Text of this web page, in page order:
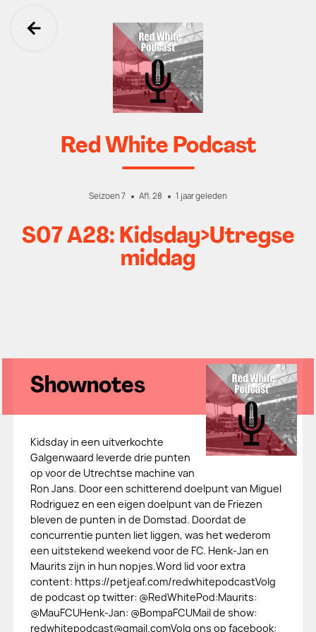
Ga terug
Red White Podcast
Seizoen 7 Afl. 28 1 jaar geleden
S07 A28: Kidsday>Utregse
middag
Shownotes
Kidsday in een uitverkochte
Galgenwaard leverde drie punten
op voor de Utrechtse machine van
Ron Jans. Door een schitterend doelpunt van Miguel
Rodriguez en een eigen doelpunt van de Friezen
bleven de punten in de Domstad. Doordat de
concurrentie punten liet liggen, was het wederom
een uitstekend weekend voor de FC. Henk-Jan en
Maurits zijn in hun nopjes.Word lid voor extra
content: https://petjeaf.com/redwhitepodcastVolg
de podcast op twitter: @RedWhitePod:Maurits:
@MauFCUHenk-Jan: @BompaFCUMail de show:
redwhitepodcast@gmail.comVolg ons op facebook: